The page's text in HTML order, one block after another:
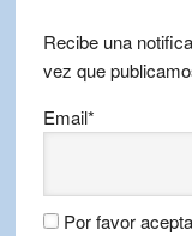
Recibe una
vez que
Email*
Por favor